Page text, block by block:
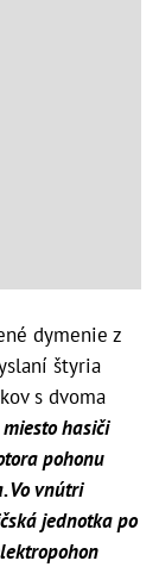
dymenie z
štyria
s dvoma
hasiči
pohonu
Vo vnútri
jednotka po